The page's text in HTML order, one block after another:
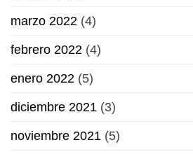
marzo 2022 (4)
febrero 2022 (4)
enero 2022 (5)
diciembre 2021 (3)
noviembre 2021 (5)